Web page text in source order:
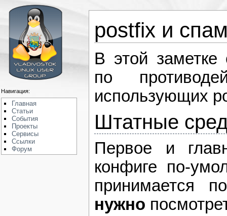
Навигация:
Главная
Статьи
События
Проекты
Сервисы
Ссылки
Форум
postfix и
В этой заметке
по
использующих
Штатные
Первое и
конфиге по-
принимается
нужно